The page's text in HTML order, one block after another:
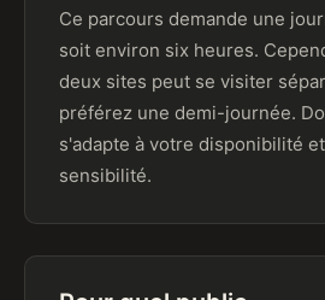
Ce parcours demande une
soit environ six heures.
deux sites peut se visiter
préférez une demi-journée.
s'adapte à votre disponibilité
sensibilité.